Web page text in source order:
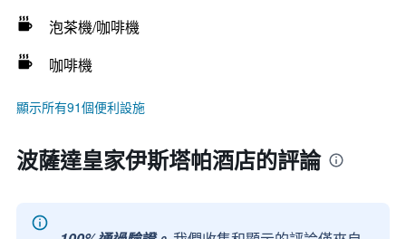
泡茶機/咖啡機
咖啡機
顯示所有91個便利設施
波薩達皇家伊斯塔帕酒店的評論